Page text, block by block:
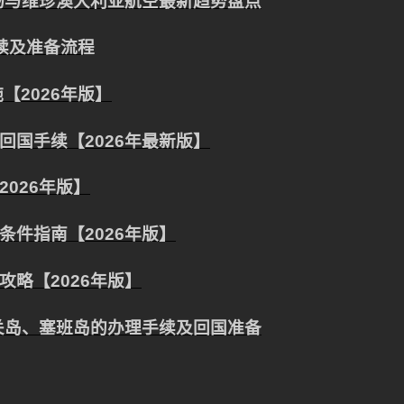
及准备流程
2026年版】
国手续【2026年最新版】
年版】
件指南【2026年版】
略【2026年版】
、塞班岛的办理手续及回国准备